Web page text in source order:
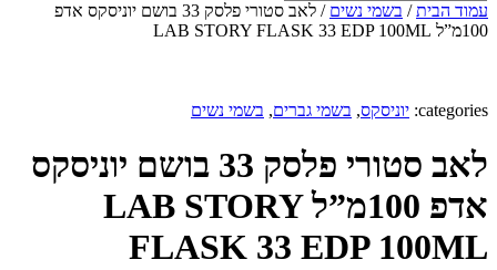
עמוד הבית/ בשמי נשים
/ לאב סטורי פלסק 33 בושם יוניסקס אדפ
100מ”ל LAB STORY FLASK 33 EDP 100ML
categories: יוניסקס, בשמי גברים, בשמי נשים
לאב סטורי פלסק 33 בושם יוניסקס
אדפ 100מ”ל LAB STORY
FLASK 33 EDP 100ML